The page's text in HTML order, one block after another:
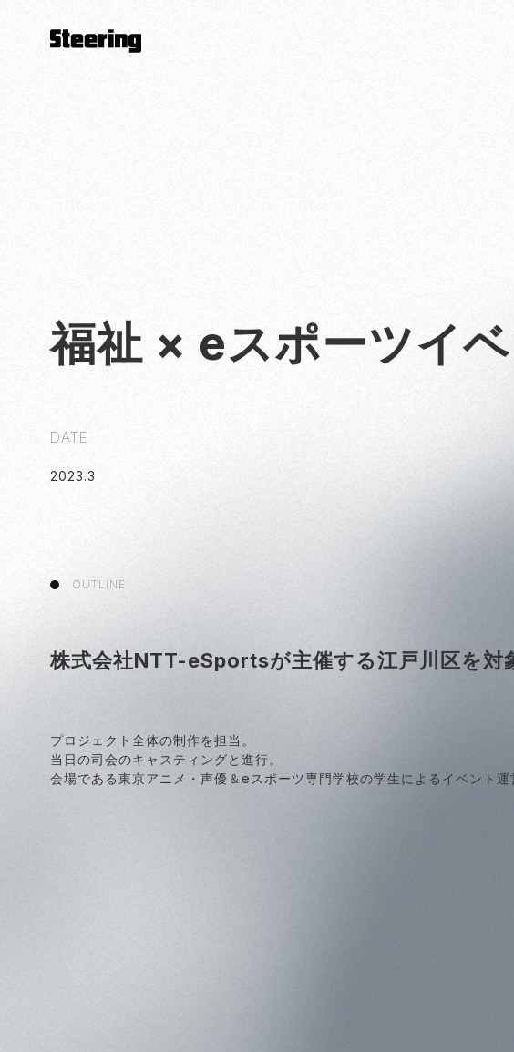
福祉 × eスポーツイ
DATE
2023.3
OUTLINE
株式会社NTT-eSportsが主催する江戸川区を
プロジェクト全体の制作を担当。
当日の司会のキャスティングと進行。
会場である東京アニメ・声優＆eスポーツ専門学校の学生によるイベント運